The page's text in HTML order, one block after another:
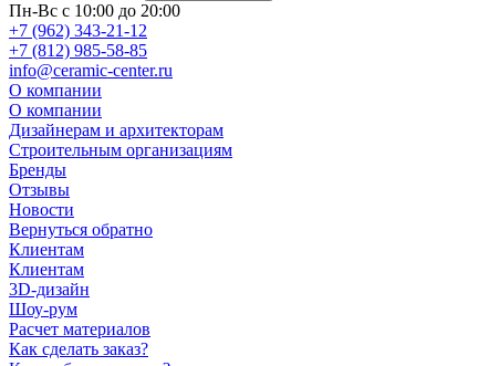
Пн-Вс с 10:00 до 20:00
+7 (962) 343-21-12
+7 (812) 985-58-85
info@ceramic-center.ru
О компании
О компании
Дизайнерам и архитекторам
Строительным организациям
Бренды
Отзывы
Новости
Вернуться обратно
Клиентам
Клиентам
3D-дизайн
Шоу-рум
Расчет материалов
Как сделать заказ?